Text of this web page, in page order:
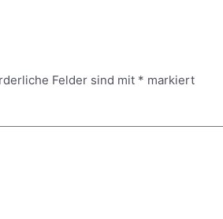
Felder sind mit * markiert